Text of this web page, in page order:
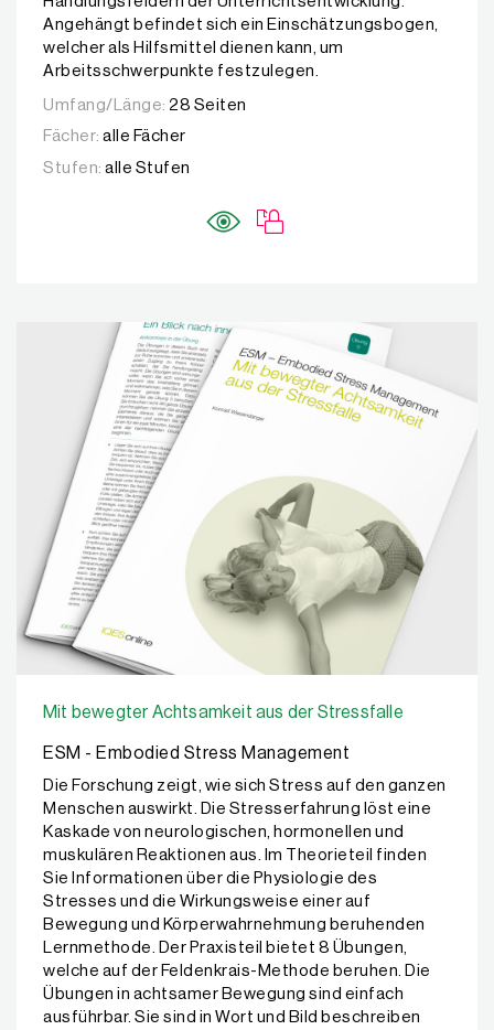
Angehängt befindet sich ein Einschätzungsbogen,
welcher als Hilfsmittel dienen kann, um
Arbeitsschwerpunkte festzulegen.
Umfang/Länge: 28 Seiten
Fächer: alle Fächer
Stufen: alle Stufen
Mit bewegter Achtsamkeit aus der Stressfalle
ESM - Embodied Stress Management
Die Forschung zeigt, wie sich Stress auf den ganzen
Menschen auswirkt. Die Stresserfahrung löst eine
Kaskade von neurologischen, hormonellen und
muskulären Reaktionen aus. Im Theorieteil finden
Sie Informationen über die Physiologie des
Stresses und die Wirkungsweise einer auf
Bewegung und Körperwahrnehmung beruhenden
Lernmethode. Der Praxisteil bietet 8 Übungen,
welche auf der Feldenkrais-Methode beruhen. Die
Übungen in achtsamer Bewegung sind einfach
ausführbar. Sie sind in Wort und Bild beschreiben